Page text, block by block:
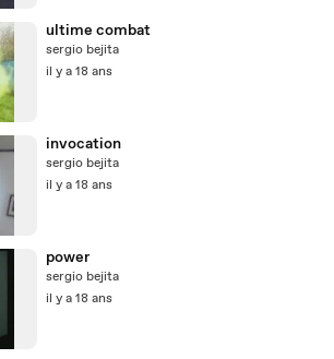
ultime combat
sergio bejita
il y a 18 ans
invocation
sergio bejita
il y a 18 ans
power
sergio bejita
il y a 18 ans